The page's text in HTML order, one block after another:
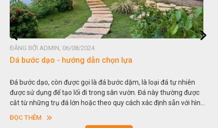
ĐĂNG BỞI ADMIN, 06/08/2024
Dá bước dạo - hướng dẫn chọn lựa
Đá bước dạo, còn được gọi là đá bước dặm, là loại đá tự nhiên
được sử dụng để tạo lối đi trong sân vườn. Đá này thường được
cắt từ những trụ đá lớn hoặc theo quy cách xác định sẵn với hình
vuông hoặc hình chữ nhật và có độ dày khác nhau.
ĐỌC THÊM